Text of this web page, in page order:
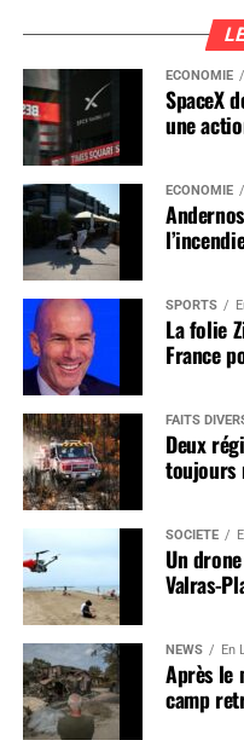
ÉCONOMIE
SpaceX
une
ÉCONOMIE
SPORTS
La folie
France
FAITS
Deux
toujours
SOCIÉTÉ
Un
Valras-
NEWS En
Après le
camp